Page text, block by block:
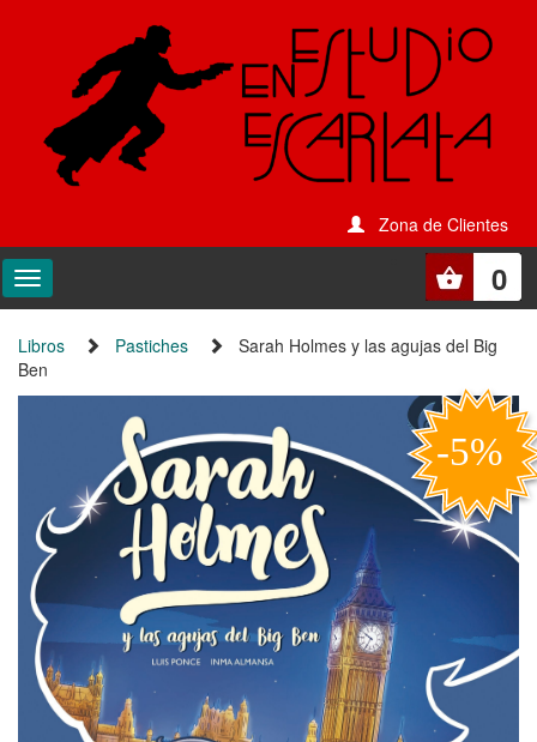
Zona de Clientes
0
Libros Pastiches
Sarah Holmes y las agujas del Big
Ben